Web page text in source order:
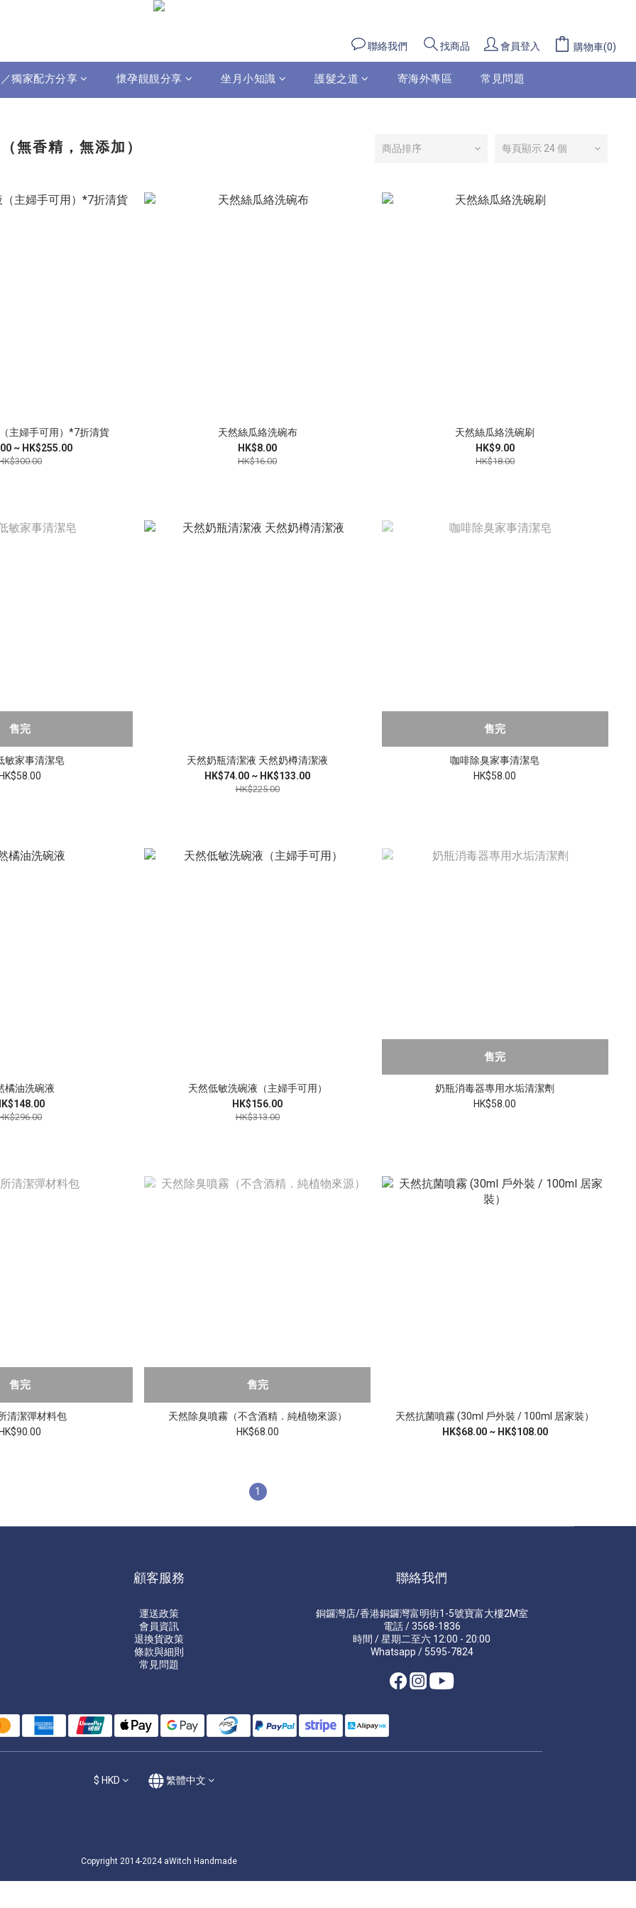
聯絡我們 找商品 會員登入 購物車(0)
獨家配方分享 懷孕靚靚分享 坐月小知識 護髮之道 寄海外專區 常見問題
無香精，無添加） 商品排序 每頁顯示 24 個
主婦手可用）*7折清貨
~ HK$255.00
天然絲瓜絡洗碗布
HK$8.00
HK$16.00
天然絲瓜絡洗碗刷
HK$9.00
HK$18.00
售完
敏家事清潔皂
天然奶瓶清潔液 天然奶樽清潔液
HK$74.00 ~ HK$133.00
HK$225.00
售完
咖啡除臭家事清潔皂
HK$58.00
橘油洗碗液
天然低敏洗碗液（主婦手可用）
HK$156.00
HK$313.00
售完
奶瓶消毒器專用水垢清潔劑
HK$58.00
售完
清潔彈材料包
售完
天然除臭噴霧（不含酒精．純植物來源）
HK$68.00
天然抗菌噴霧 (30ml 戶外裝 / 100ml 居家裝）
HK$68.00 ~ HK$108.00
1
顧客服務
運送政策
會員資訊
退換貨政策
條款與細則
常見問題
聯絡我們
銅鑼灣店/香港銅鑼灣富明街1-5號寶富大樓2M室
電話 / 3568-1836
時間 / 星期二至六 12:00 - 20:00
Whatsapp / 5595-7824
$ HKD 繁體中文
Copyright 2014-2024 aWitch Handmade